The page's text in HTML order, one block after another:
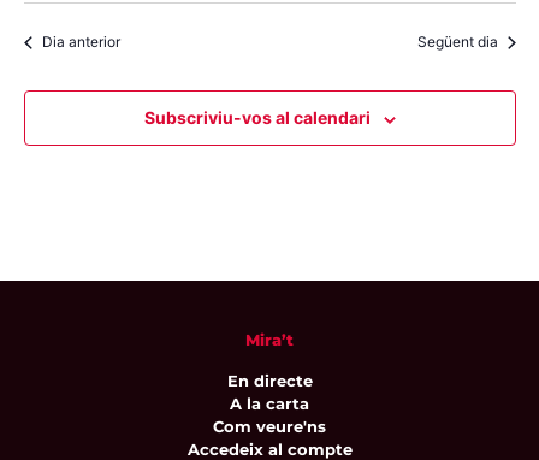
Dia anterior Següent dia
Subscriviu-vos al calendari
Mira’t
En directe
A la carta
Com veure'ns
Accedeix al compte